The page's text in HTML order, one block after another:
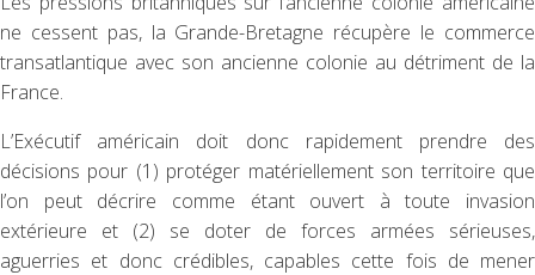
ne cessent pas, la Grande-Bretagne récupère le commerce
transatlantique avec son ancienne colonie au détriment de la
France.
L’Exécutif américain doit donc rapidement prendre des
décisions pour (1) protéger matériellement son territoire que
l’on peut décrire comme étant ouvert à toute invasion
extérieure et (2) se doter de forces armées sérieuses,
aguerries et donc crédibles, capables cette fois de mener